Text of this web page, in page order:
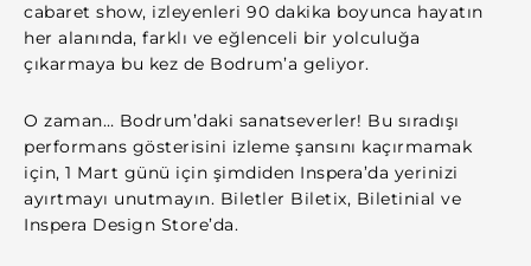
cabaret show, izleyenleri 90 dakika boyunca hayatın
her alanında, farklı ve eğlenceli bir yolculuğa
çıkarmaya bu kez de Bodrum’a geliyor.
O zaman… Bodrum’daki sanatseverler! Bu sıradışı
performans gösterisini izleme şansını kaçırmamak
için, 1 Mart günü için şimdiden Inspera’da yerinizi
ayırtmayı unutmayın. Biletler Biletix, Biletinial ve
Inspera Design Store’da.